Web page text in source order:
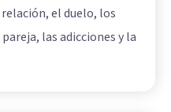
el duelo, los
las adicciones y la